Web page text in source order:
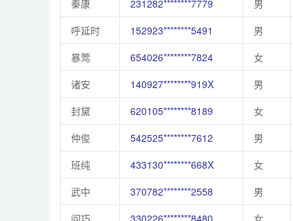
秦康
231282********7779 男
呼延时
152923********5491 男
暴莺
654026********7824 女
诸安
140927********919X 男
封黛
620105********8189 女
仲俊
542525********7612 男
班纯
433130********668X 女
武中
370782********2558 男
阎巧
330226********8480 女